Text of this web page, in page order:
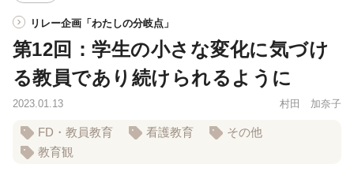
リレー企画「わたしの分岐点」
第12回：学生の小さな変化に気づけ
る教員であり続けられるように
2023.01.13 村田 加奈子
FD・教員教育 看護教育
その他
教育観